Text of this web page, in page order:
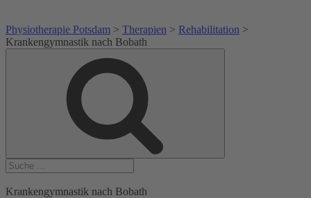
Physiotherapie Potsdam > Therapien > Rehabilitation >
Krankengymnastik nach Bobath
Krankengymnastik nach Bobath